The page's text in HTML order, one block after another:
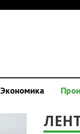
Экономика